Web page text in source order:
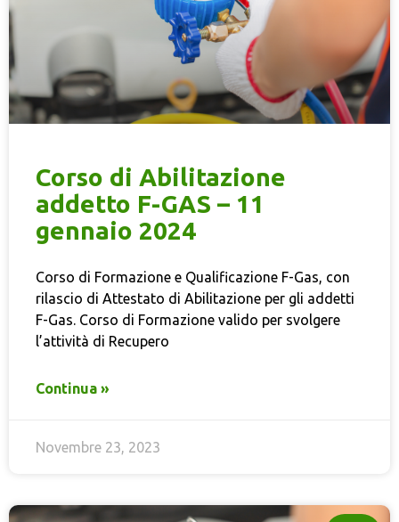
Corso di Abilitazione
addetto F-GAS – 11
gennaio 2024
Corso di Formazione e Qualificazione F-Gas, con
rilascio di Attestato di Abilitazione per gli addetti
F-Gas. Corso di Formazione valido per svolgere
l’attività di Recupero
Continua »
Novembre 23, 2023